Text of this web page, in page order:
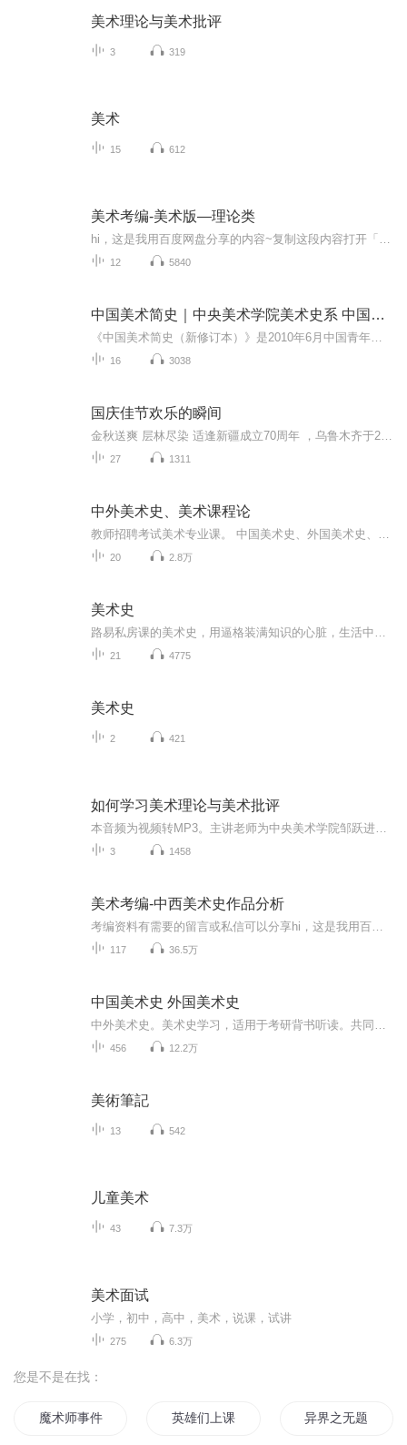
美术理论与美术批评
3 319
美术
15 612
美术考编-美术版—理论类
12 5840
中国美术简史｜中央美术学院美术史系 中国美术史教研室
16 3038
国庆佳节欢乐的瞬间
27 1311
中外美术史、美术课程论
20 2.8万
美术史
21 4775
美术史
2 421
如何学习美术理论与美术批评
3 1458
美术考编-中西美术史作品分析
117 36.5万
中国美术史 外国美术史
456 12.2万
美術筆記
13 542
儿童美术
43 7.3万
美术面试
小学，初中，高中，美术，说课，试讲
275 6.3万
您是不是在找：
魔术师事件薄 英雄们上课啦 异界之无题